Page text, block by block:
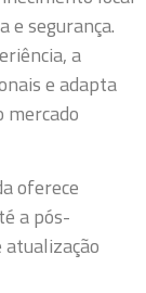
e segurança.
a
e adapta
mercado
oferece
a pós-